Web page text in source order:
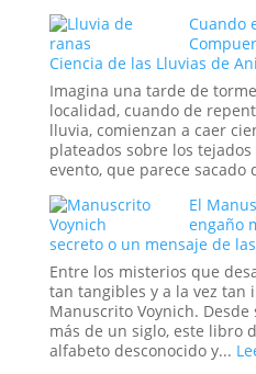
y
la
del
en
Era
Cuando
Ciencia de las Lluvias de
Imagina una tarde de
localidad, cuando de
lluvia, comienzan a caer
plateados sobre los
evento, que parece sacado
El
engaño
secreto o un mensaje de
Entre los misterios que
tan tangibles y a la vez tan
Manuscrito Voynich.
más de un siglo, este libro
alfabeto desconocido y...